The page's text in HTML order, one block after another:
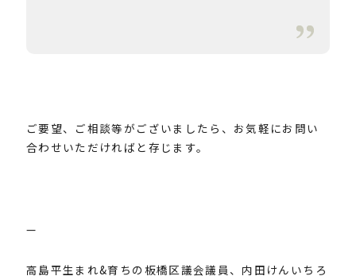
ご要望、ご相談等がございましたら、お気軽にお問い
合わせいただければと存じます。
—
高島平生まれ&育ちの板橋区議会議員、内田けんいちろ